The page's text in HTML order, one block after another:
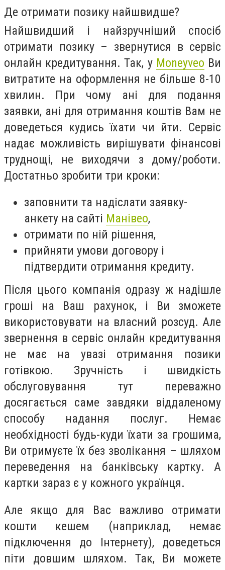
Де отримати позику найшвидше?
Найшвидший і найзручніший спосіб
отримати позику – звернутися в сервіс
онлайн кредитування. Так, у Moneyveo Ви
витратите на оформлення не більше 8-10
хвилин. При чому ані для подання
заявки, ані для отримання коштів Вам не
доведеться кудись їхати чи йти. Сервіс
надає можливість вирішувати фінансові
труднощі, не виходячи з дому/роботи.
Достатньо зробити три кроки:
заповнити та надіслати заявку-
анкету на сайті Манівео,
отримати по ній рішення,
прийняти умови договору і
підтвердити отримання кредиту.
Після цього компанія одразу ж надішле
гроші на Ваш рахунок, і Ви зможете
використовувати на власний розсуд. Але
звернення в сервіс онлайн кредитування
не має на увазі отримання позики
готівкою. Зручність і швидкість
обслуговування тут переважно
досягається саме завдяки віддаленому
способу надання послуг. Немає
необхідності будь-куди їхати за грошима,
Ви отримуєте їх без зволікання – шляхом
переведення на банківську картку. А
картки зараз є у кожного українця.
Але якщо для Вас важливо отримати
кошти кешем (наприклад, немає
підключення до Інтернету), доведеться
піти довшим шляхом. Так, Ви можете